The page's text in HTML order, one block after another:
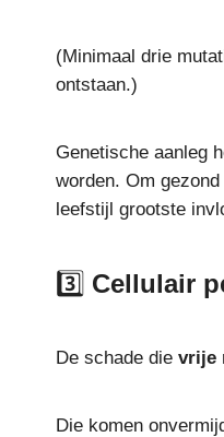
(Minimaal drie
ontstaan.)
Genetische aanleg
worden. Om
leefstijl grootste
3️⃣ Cellulair
De schade die vrije
Die komen